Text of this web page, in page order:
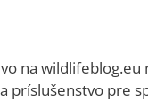
na wildlifeblog.eu
príslušenstvo pre